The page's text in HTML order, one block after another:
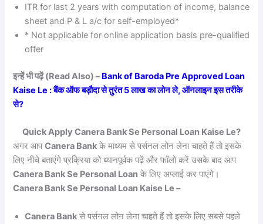
ITR for last 2 years with computation of income, balance
sheet and P & L a/c for self-employed*
* Not applicable for online application basis pre-qualified
offer
इन्हें भी पढ़ें (Read Also) –Bank of Baroda Pre Approved Loan
Kaise Le : बैंक ऑफ बड़ौदा से तुरंत 5 लाख का लोन ले, ऑनलाइन इस तरीके
से?
Quick Apply Canera Bank Se Personal Loan Kaise Le?
अगर आपCanera Bank के माध्यम से पर्सनल लोन लेना चाहते हैं तो इसके
लिए नीचे बताएंगे प्रक्रिया को ध्यानपूर्वक पढ़ें और फॉलो करें उसके बाद आप
Canera Bank Se Personal Loan के लिए अप्लाई कर पाएंगे।
Canera Bank Se Personal Loan Kaise Le –
Canera Bank से पर्सनल लोन लेना चाहते हैं तो इसके लिए सबसे पहले